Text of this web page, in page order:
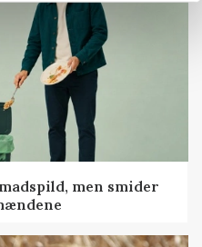
men smider